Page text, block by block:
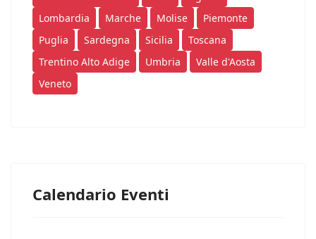
Lombardia
Marche Molise
Piemonte
Puglia
Sardegna Sicilia
Toscana
Trentino Alto Adige
Umbria
Valle d'Aosta
Veneto
Calendario Eventi